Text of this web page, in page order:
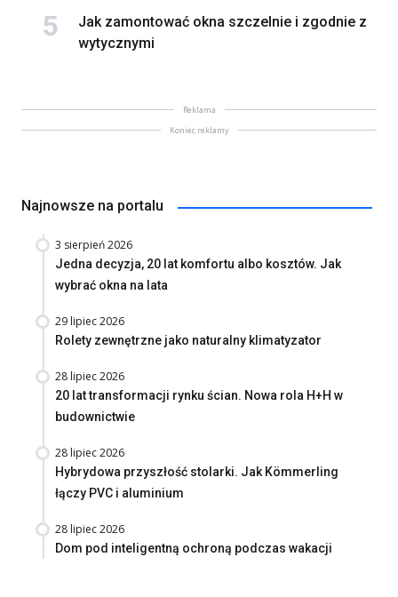
Jak zamontować okna szczelnie i zgodnie z
wytycznymi
Reklama
Koniec reklamy
Najnowsze na portalu
3 sierpień 2026
Jedna decyzja, 20 lat komfortu albo kosztów. Jak
wybrać okna na lata
29 lipiec 2026
Rolety zewnętrzne jako naturalny klimatyzator
28 lipiec 2026
20 lat transformacji rynku ścian. Nowa rola H+H w
budownictwie
28 lipiec 2026
Hybrydowa przyszłość stolarki. Jak Kömmerling
łączy PVC i aluminium
28 lipiec 2026
Dom pod inteligentną ochroną podczas wakacji